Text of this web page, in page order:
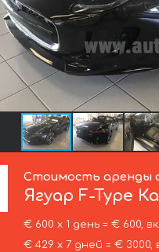
Стоимость аренды
Ягуар F-Type
€ 600 х 1 день = € 600,
€ 429 х 7 дней = € 3000,